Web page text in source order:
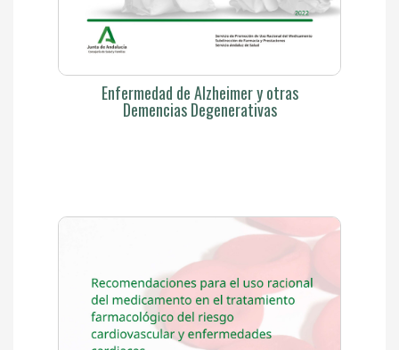
Enfermedad de Alzheimer y otras
Demencias Degenerativas